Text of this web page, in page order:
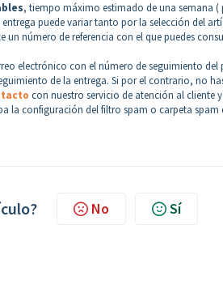
, tiempo máximo estimado de una semana (
puede variar tanto por la selección del
número de referencia con el que puedes
electrónico con el número de seguimiento
de la entrega. Si por el contrario, no
con nuestro servicio de atención al cliente
la configuración del filtro spam o carpeta spam
No Sí